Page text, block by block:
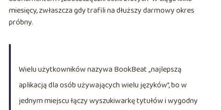
miesięcy, zwłaszcza gdy trafili na dłuższy darmowy okres
próbny.
Wielu użytkowników nazywa BookBeat „najlepszą
aplikacją dla osób używających wielu języków”, bo w
jednym miejscu łączy wyszukiwarkę tytułów i wygodny